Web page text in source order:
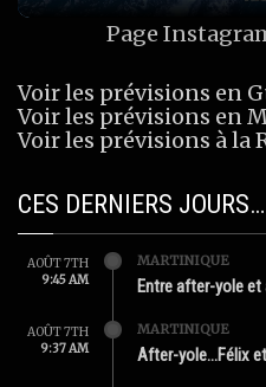
Page
Voir les prévisions en
Voir les prévisions en
Voir les prévisions à la
CES DERNIERS JOURS…
AOÛT 7TH
9:45 AM
MARTINIQUE
Entre after-yole
AOÛT 7TH
9:37 AM
MARTINIQUE
After-yole…Félix